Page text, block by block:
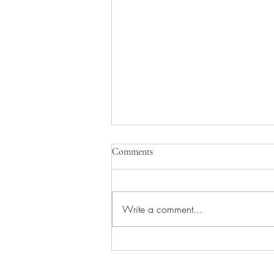
Comments
Write a comment...